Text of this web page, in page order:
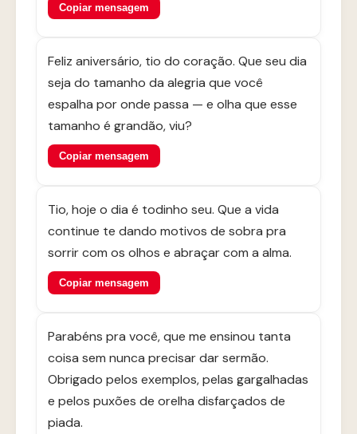
Copiar mensagem
Feliz aniversário, tio do coração. Que seu dia
seja do tamanho da alegria que você
espalha por onde passa — e olha que esse
tamanho é grandão, viu?
Copiar mensagem
Tio, hoje o dia é todinho seu. Que a vida
continue te dando motivos de sobra pra
sorrir com os olhos e abraçar com a alma.
Copiar mensagem
Parabéns pra você, que me ensinou tanta
coisa sem nunca precisar dar sermão.
Obrigado pelos exemplos, pelas gargalhadas
e pelos puxões de orelha disfarçados de
piada.